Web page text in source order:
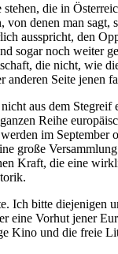
die in
von denen man
ausspricht, den
sogar noch weiter
die nicht, wie
anderen Seite jenen
aus dem
Reihe
im
große
Kraft, die eine
Ich bitte diejenigen
eine Vorhut jener
Kino und die freie